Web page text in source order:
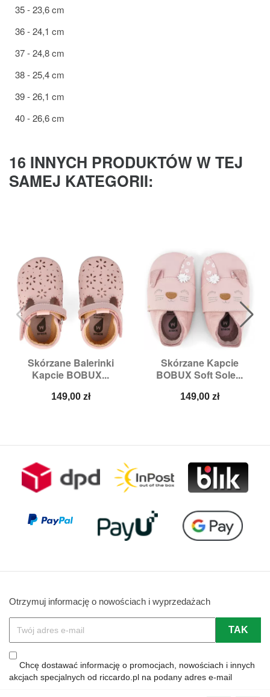
35 - 23,6 cm
36 - 24,1 cm
37 - 24,8 cm
38 - 25,4 cm
39 - 26,1 cm
40 - 26,6 cm
16 INNYCH PRODUKTÓW W TEJ
SAMEJ KATEGORII:
Skórzane Balerinki
Kapcie BOBUX...
Cena
149,00 zł
Skórzane Kapcie
BOBUX Soft Sole...
Cena
149,00 zł
Otrzymuj informację o nowościach i wyprzedażach
Chcę dostawać informację o promocjach, nowościach i innych
akcjach specjalnych od riccardo.pl na podany adres e-mail